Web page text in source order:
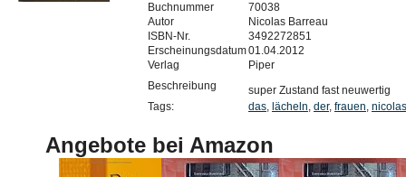
Buchnummer
70038
Autor
Nicolas Barreau
ISBN-Nr.
3492272851
Erscheinungsdatum01.04.2012
Verlag
Piper
Beschreibung
super Zustand fast neuwertig
Tags:
das, lächeln, der, frauen, nicolas
Angebote bei Amazon